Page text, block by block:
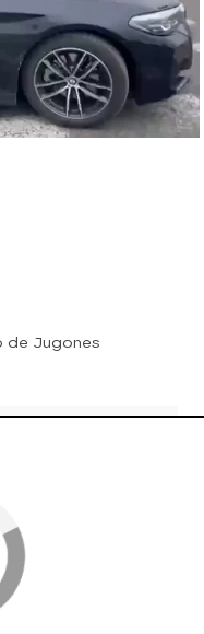
15:11
de Jugones